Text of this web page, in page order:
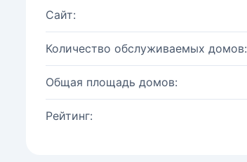
Сайт:
Количество обслуживаемых домов:
Общая площадь домов:
Рейтинг: